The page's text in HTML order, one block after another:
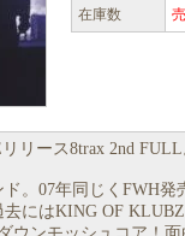
在庫数
リース8trax 2nd FULL
。07年同じくFWH発
にはKING OF